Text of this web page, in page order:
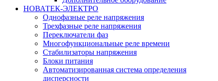
НОВАТЕК-ЭЛЕКТРО
Однофазные реле напряжения
Трехфазные реле напряжения
Переключатели фаз
Многофункциональные реле времени
Стабилизаторы напряжения
Блоки питания
Автоматизированная система определения
дисперсности